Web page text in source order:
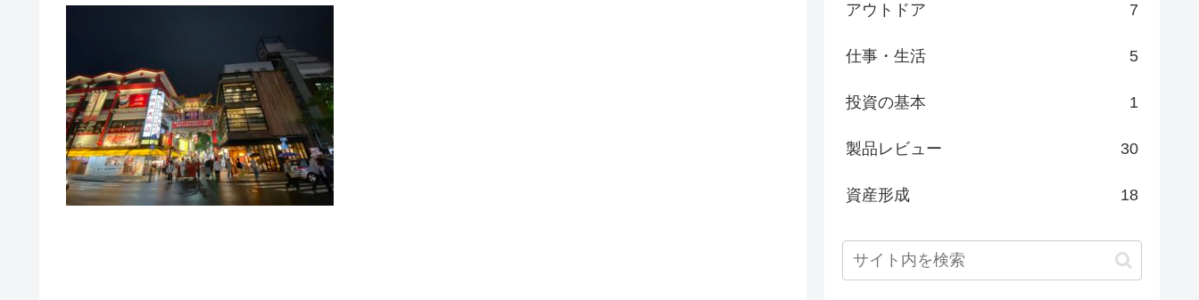
アウトドア 7
仕事・生活 5
投資の基本 1
製品レビュー 30
資産形成 18